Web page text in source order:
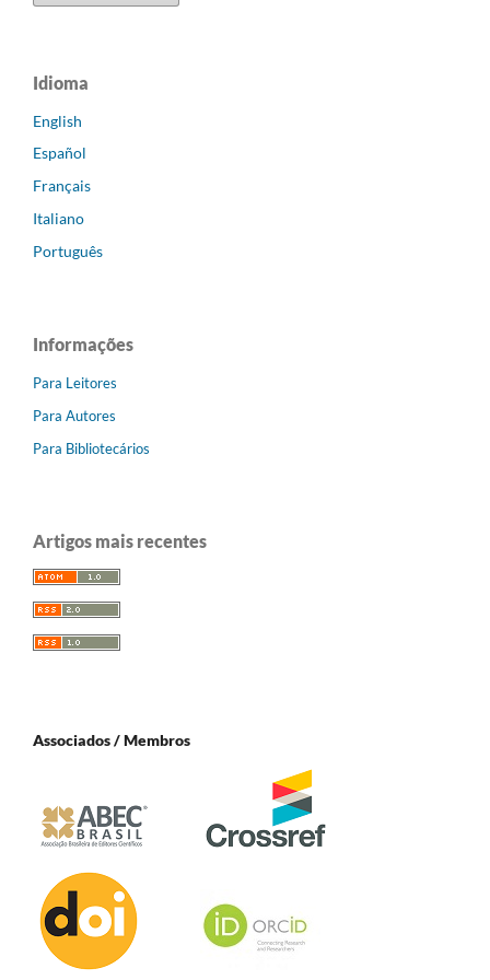
Idioma
English
Español
Français
Italiano
Português
Informações
Para Leitores
Para Autores
Para Bibliotecários
Artigos mais recentes
Associados / Membros